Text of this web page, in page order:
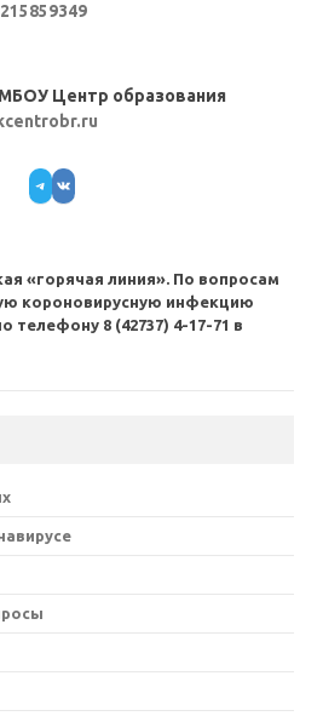
Центр образования
Telegram
VK
«горячая линия». По вопросам
короновирусную инфекцию
телефону 8 (42737) 4-17-71 в